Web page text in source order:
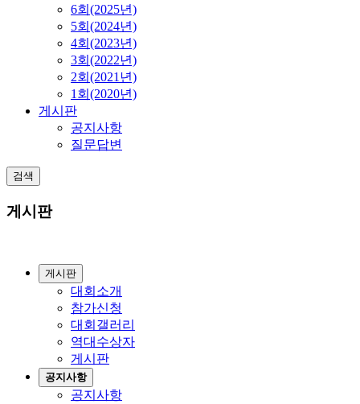
6회(2025년)
5회(2024년)
4회(2023년)
3회(2022년)
2회(2021년)
1회(2020년)
게시판
공지사항
질문답변
검색
게시판
게시판
대회소개
참가신청
대회갤러리
역대수상자
게시판
공지사항
공지사항